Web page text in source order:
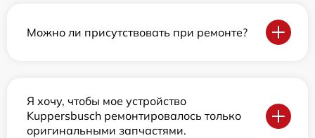
Можно ли присутствовать при ремонте?
Я хочу, чтобы мое устройство
Kuppersbusch ремонтировалось только
оригинальными запчастями.